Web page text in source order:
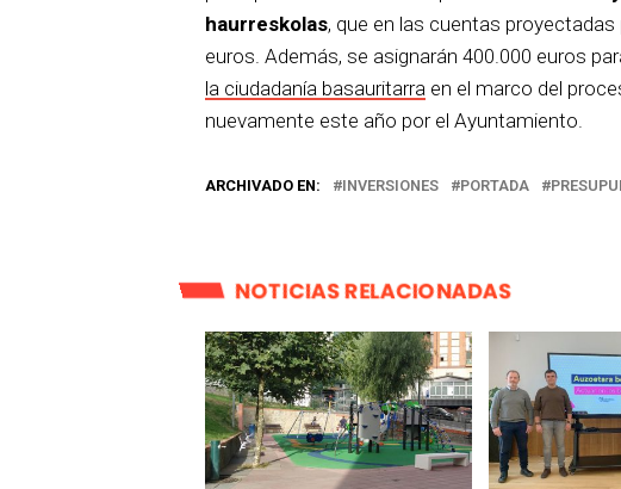
haurreskolas, que en las cuentas
euros. Además, se asignarán 400.000 euros
la ciudadanía basauritarra en el marco del
nuevamente este año por el Ayuntamiento.
ARCHIVADO EN: INVERSIONES PORTADA
NOTICIAS RELACIONADAS